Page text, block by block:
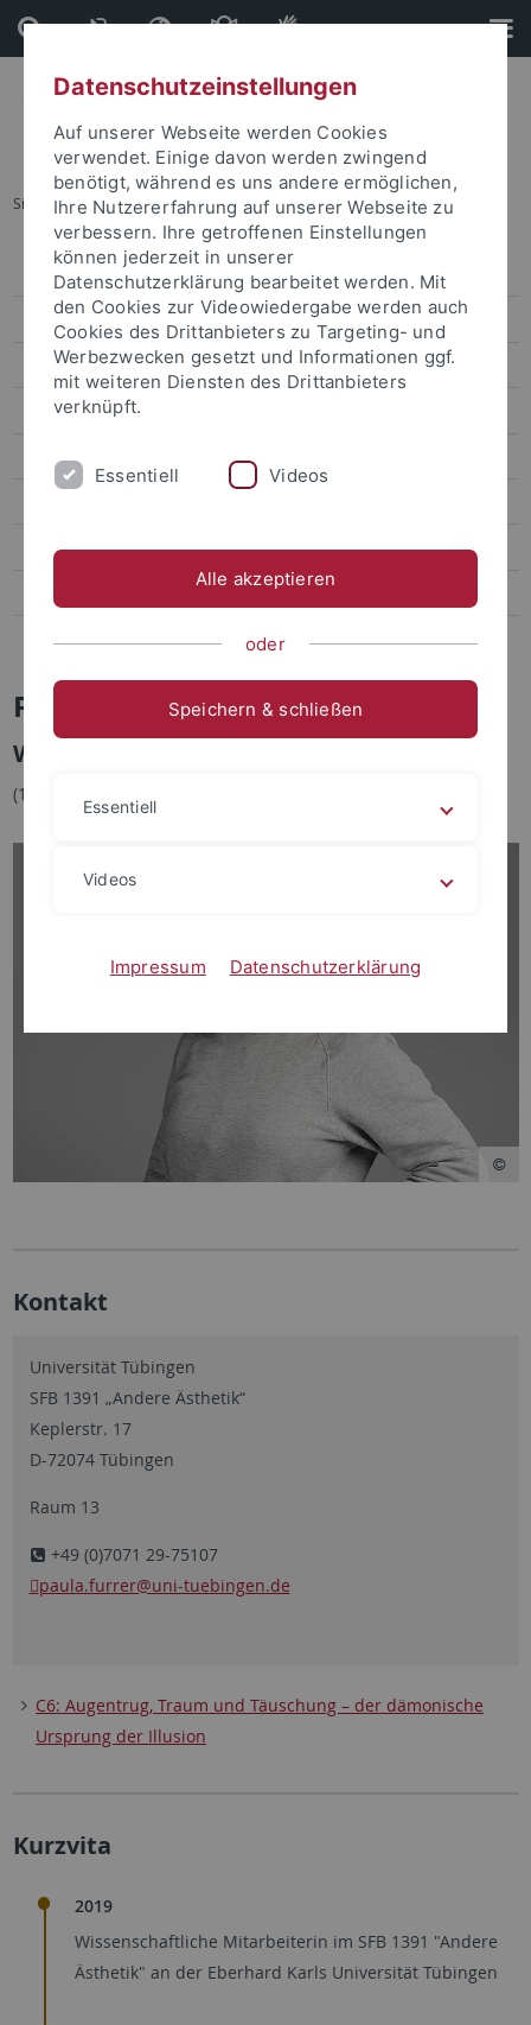
Direkt
zum
Inhalt
Direkt
zur
Fußleiste
Sie sind hier: Startseite ... Mitglieder (alphabetisch)
Organisation
Mitglieder (nach Teilprojekten)
Mitglieder (alphabetisch)
Assoziierte Mitglieder
Veranstaltungen
Wissenschaft und Kommunikation
Paula Furrer
Wissenschaftliche Mitarbeiterin
(1. Förderphase)
Kontakt
Universität Tübingen
SFB 1391 „Andere Ästhetik“
Keplerstr. 17
D-72074 Tübingen
Raum 13
+49 (0)7071 29-75107
paula.furrer@uni-tuebingen.de
C6: Augentrug, Traum und Täuschung – der dämonische
Ursprung der Illusion
Kurzvita
2019
Wissenschaftliche Mitarbeiterin im SFB 1391 "Andere
Ästhetik" an der Eberhard Karls Universität Tübingen
Datenschutzeinstellungen
Auf unserer Webseite werden Cookies
verwendet. Einige davon werden zwingend
benötigt, während es uns andere ermöglichen,
Ihre Nutzererfahrung auf unserer Webseite zu
verbessern. Ihre getroffenen Einstellungen
können jederzeit in unserer
Datenschutzerklärung bearbeitet werden. Mit
den Cookies zur Videowiedergabe werden auch
Cookies des Drittanbieters zu Targeting- und
Werbezwecken gesetzt und Informationen ggf.
mit weiteren Diensten des Drittanbieters
verknüpft.
Essentiell Videos
Alle akzeptieren
oder
Speichern & schließen
Essentiell
Videos
Impressum Datenschutzerklärung